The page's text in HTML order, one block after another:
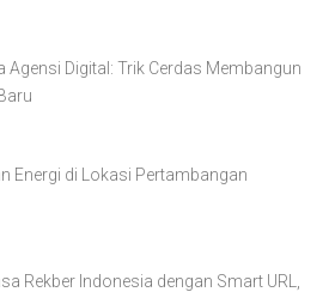
Digital: Trik Cerdas Membangun
Energi di Lokasi Pertambangan
Rekber Indonesia dengan Smart URL,